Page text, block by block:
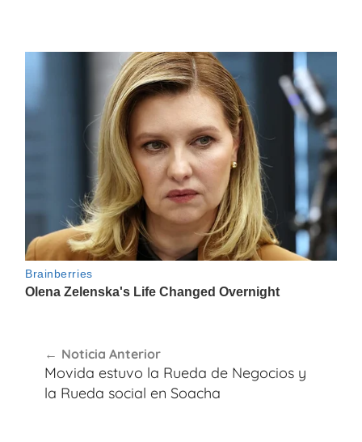
de
entradas
Noticia Anterior
Movida estuvo la Rueda de Negocios y
la Rueda social en Soacha